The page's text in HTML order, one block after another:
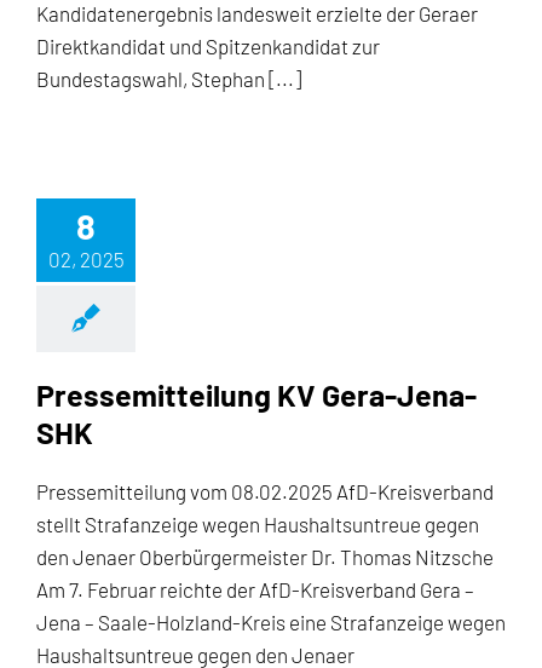
Kandidatenergebnis landesweit erzielte der Geraer
Direktkandidat und Spitzenkandidat zur
Bundestagswahl, Stephan [...]
8
02, 2025
Pressemitteilung KV Gera-Jena-
SHK
Pressemitteilung vom 08.02.2025 AfD-Kreisverband
stellt Strafanzeige wegen Haushaltsuntreue gegen
den Jenaer Oberbürgermeister Dr. Thomas Nitzsche
Am 7. Februar reichte der AfD-Kreisverband Gera –
Jena – Saale-Holzland-Kreis eine Strafanzeige wegen
Haushaltsuntreue gegen den Jenaer